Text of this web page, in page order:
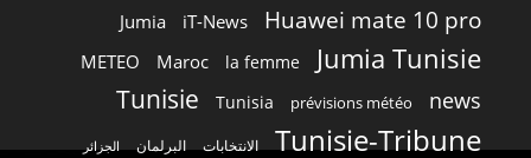
Huawei mate 10 pro
iT-News
Jumia
Jumia Tunisie
la femme
Maroc
METEO
news
prévisions météo
Tunisia
Tunisie
Tunisie-Tribune الانتخابات البرلمان الجزائر